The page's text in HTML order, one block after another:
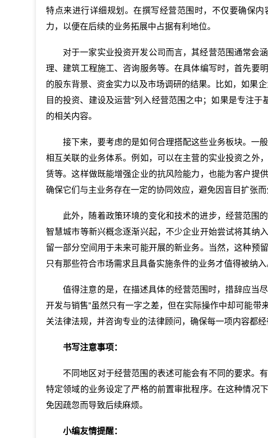
特点来进行详细规划。在撰写经营范围时，不仅要确保
力，以便在后续的业务拓展中占据有利地位。
对于一家实业投资开发公司而言，其经营范围通常会
理、建筑工程施工、咨询服务等。在具体编写时，首先要
的股东背景、资金实力以及市场调研的结果。比如，如果
目的投资、建设及运营”列入经营范围之中；如果是专注
的相关内容。
接下来，要考虑的是如何合理搭配这些业务板块。一
相互关联的业务体系。例如，可以在主营的实业投资之外
赁等。这样做既能增强企业的抗风险能力，也能为客户提
确保它们与主业务存在一定的协同效应，避免因盲目扩张而
此外，随着政策环境的变化和技术的进步，经营范围
智慧城市等新兴概念逐渐兴起，不少企业开始尝试将其纳
留一部分空间用于未来可能开展的新业务。当然，这种预
只有那些符合市场需求且具备实施条件的业务才值得被纳入
值得注意的是，在描述具体的经营范围时，措辞应当
开发与销售”虽然只有一字之差，但在实际操作中却可能
关法律法规，并咨询专业的法律顾问，确保每一项内容都经
书写注意事项：
不同地区对于经营范围的表述可能会有不同的要求。
特定领域的业务设定了严格的前置审批程序。在这种情况
免因疏忽而导致后续麻烦。
小编友情提醒：